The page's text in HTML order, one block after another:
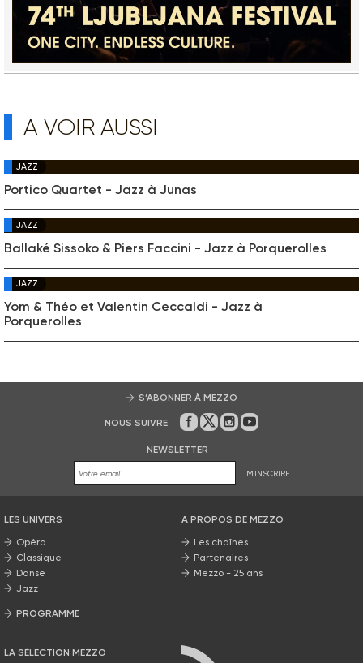
A VOIR AUSSI
JAZZ
Portico Quartet - Jazz à Junas
JAZZ
Ballaké Sissoko & Piers Faccini - Jazz à Porquerolles
JAZZ
Yom & Théo et Valentin Ceccaldi - Jazz à
Porquerolles
S’ABONNER À MEZZO
NOUS SUIVRE Sur Facebook
Sur Twitter
Sur Instagram
Sur Youtube
NEWSLETTER
M'INSCRIRE
LES UNIVERS
Opéra
Classique
Danse
Jazz
PROGRAMME
LA SÉLECTION MEZZO
A PROPOS DE MEZZO
Les chaînes
Partenaires
Mezzo - 25 ans